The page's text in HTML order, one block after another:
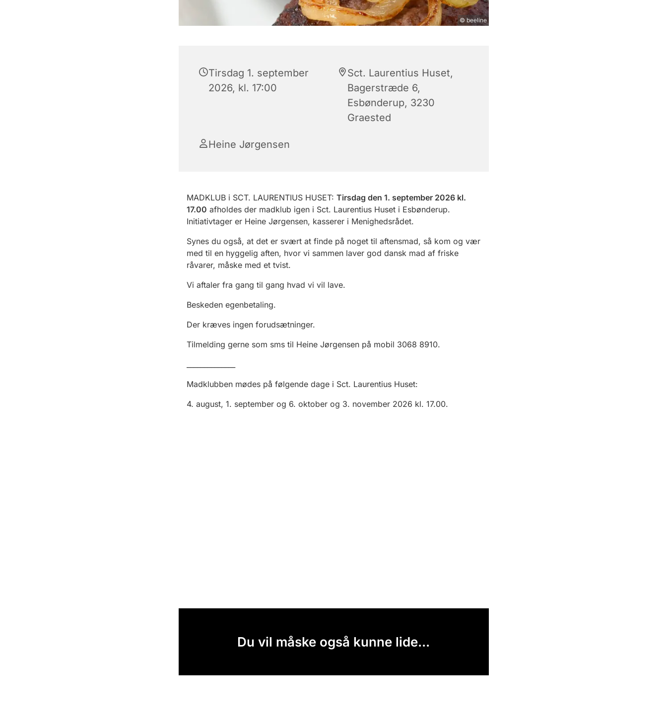
© beeline
Tirsdag 1. september
2026, kl. 17:00
Sct. Laurentius Huset,
Bagerstræde 6,
Esbønderup, 3230
Graested
Heine Jørgensen
MADKLUB i SCT. LAURENTIUS HUSET: Tirsdag den 1. september 2026 kl.
17.00 afholdes der madklub igen i Sct. Laurentius Huset i Esbønderup.
Initiativtager er Heine Jørgensen, kasserer i Menighedsrådet.
Synes du også, at det er svært at finde på noget til aftensmad, så kom og vær
med til en hyggelig aften, hvor vi sammen laver god dansk mad af friske
råvarer, måske med et tvist.
Vi aftaler fra gang til gang hvad vi vil lave.
Beskeden egenbetaling.
Der kræves ingen forudsætninger.
Tilmelding gerne som sms til Heine Jørgensen på mobil 3068 8910.
Madklubben mødes på følgende dage i Sct. Laurentius Huset:
4. august, 1. september og 6. oktober og 3. november 2026 kl. 17.00.
Du vil måske også kunne lide...